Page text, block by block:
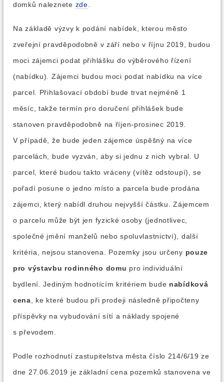
domků naleznete zde
Na základě výzvy k podání nabídek, kterou město
zveřejní pravděpodobně v září nebo v říjnu 2019, budou
moci zájemci podat přihlášku do výběrového řízení
(nabídku). Zájemci budou moci podat nabídku na více
parcel. Přihlašovací období bude trvat nejméně 1
měsíc, takže termín pro doručení přihlášek bude
stanoven pravděpodobně na říjen-prosinec 2019.
V případě, že bude jeden zájemce úspěšný na více
parcelách, bude vyzván, aby si jednu z nich vybral. U
parcel, které budou takto vráceny (vítěz odstoupí), se
pořadí posune o jedno místo a parcela bude prodána
zájemci, který nabídl druhou nejvyšší částku. Zájemcem
o parcelu může být jen fyzické osoby (jednotlivec,
společné jmění manželů nebo spoluvlastnictví), další
kritéria, nejsou stanovena. Pozemky jsou určeny pouze
pro výstavbu rodinného domu pro individuální
bydlení. Jediným hodnotícím kritériem bude nabídková
cena , ke které budou při prodeji následně připočteny
příspěvky na vybudování sítí a náklady spojené
s převodem.
Podle rozhodnutí zastupitelstva města číslo 214/6/19 ze
dne 27.06.2019 je základní cena pozemků stanovena ve